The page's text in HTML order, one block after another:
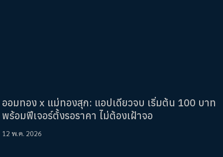
ออมทอง x แม่ทองสุก: แอปเดียวจบ เริ่มต้น 100 บาท
พร้อมฟีเจอร์ตั้งรอราคา ไม่ต้องเฝ้าจอ
12 พ.ค. 2026